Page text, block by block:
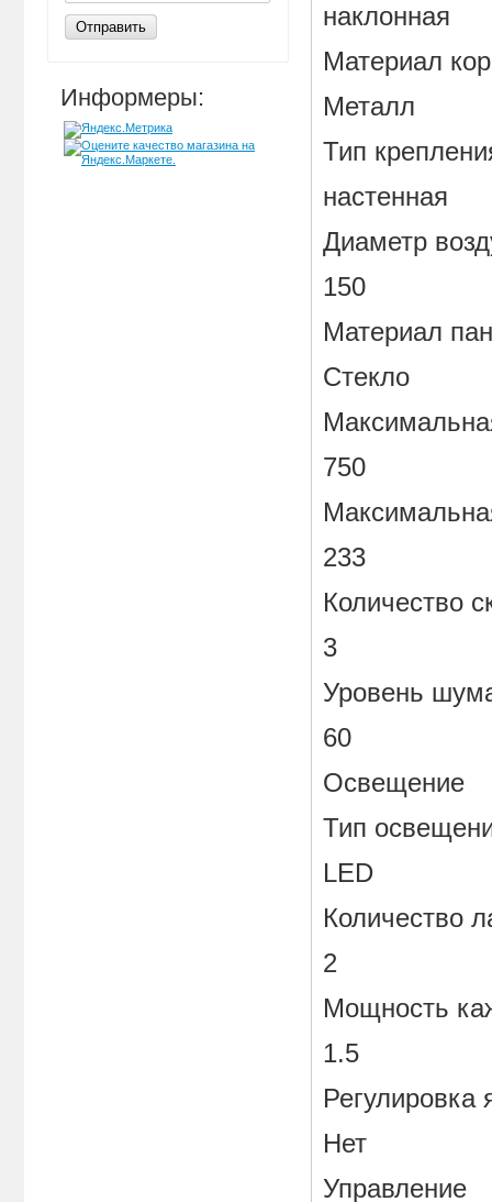
Отправить
Информеры:
наклонная
Материал
Металл
Тип
настенная
Диаметр
150
Материал
Стекло
750
233
Количество
3
Уровень
60
Освещение
Тип
LED
Количество
2
Мощность
1.5
Регулировка
Нет
Управление